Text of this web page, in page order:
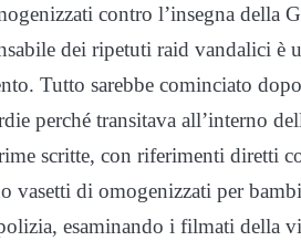
contro l’insegna della
dei ripetuti raid vandalici è
Tutto sarebbe cominciato
perché transitava all’interno
scritte, con riferimenti diretti
di omogenizzati per
esaminando i filmati della